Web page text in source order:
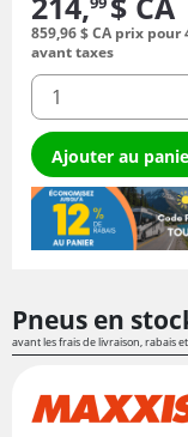
859,96$ CA prix pour
avant taxes
quantité
Ajouter au
Pneus en
avant les frais de livraison, rabais